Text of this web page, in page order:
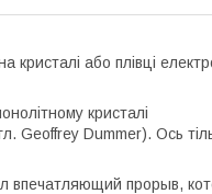
кристалі або плівці
кристалі
Geoffrey Dummer). Ось
впечатляющий прорыв,